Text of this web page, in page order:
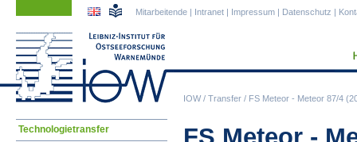
IOW/ Transfer / FS Meteor - Meteor 87/4
Mitarbeitende | Intranet | Impressum | Datenschutz |
FS Meteor -
Navigation
überspringen
Technologietransfer